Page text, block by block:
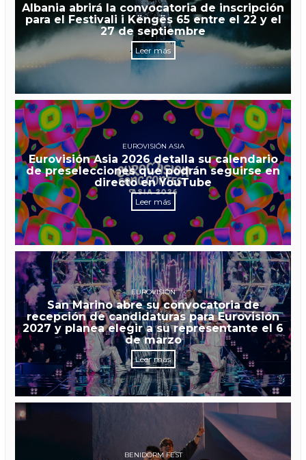
Albania abrirá la convocatoria de inscripción
para el Festivali i Këngës 65 entre el 22 y el
27 de septiembre
Leer más
EUROVISIÓN ASIA
Eurovisión Asia 2026 detalla su calendario
de preselecciones que podrán seguirse en
directo en YouTube
Leer más
EUROVISIÓN
San Marino abre su convocatoria de
recepción de candidaturas para Eurovisión
2027 y planea elegir a su representante el 6
de marzo
Leer más
BENIDORM FEST